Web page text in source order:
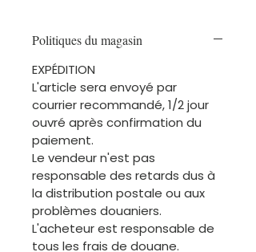
Politiques du magasin
EXPÉDITION
L'article sera envoyé par
courrier recommandé, 1/2 jour
ouvré après confirmation du
paiement.
Le vendeur n'est pas
responsable des retards dus à
la distribution postale ou aux
problèmes douaniers.
L'acheteur est responsable de
tous les frais de douane.